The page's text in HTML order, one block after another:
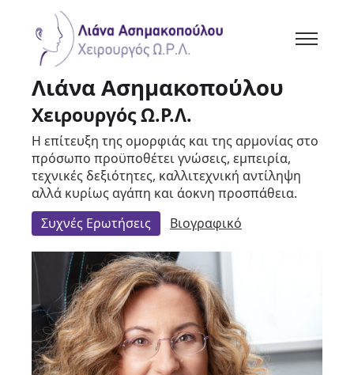
Λιάνα Ασημακοπούλου
Χειρουργός Ω.Ρ.Λ.
Η επίτευξη της ομορφιάς και της αρμονίας στο
πρόσωπο προϋποθέτει γνώσεις, εμπειρία,
τεχνικές δεξιότητες, καλλιτεχνική αντίληψη
αλλά κυρίως αγάπη και άοκνη προσπάθεια.
Συχνές Ερωτήσεις
Βιογραφικό